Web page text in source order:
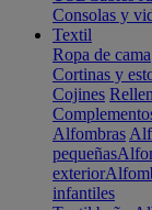
Consolas y
Textil
Ropa de cama
Cortinas y
Cojines
Alfombras
pequeñas
exterior
infantiles